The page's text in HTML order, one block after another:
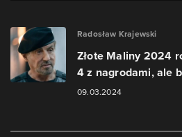
Radosław Krajewski
Złote Maliny 2024
4 z nagrodami, ale
09.03.2024